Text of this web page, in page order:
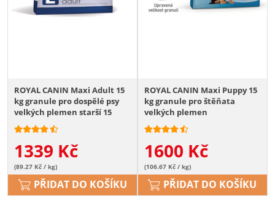
ROYAL CANIN Maxi Adult 15
kg granule pro dospělé psy
velkých plemen starší 15
měsíců
1339 Kč
(89.27 Kč / kg)
PŘIDAT DO KOŠÍKU
ROYAL CANIN Maxi Puppy 15
kg granule pro štěňata
velkých plemen
1600 Kč
(106.67 Kč / kg)
PŘIDAT DO KOŠÍKU